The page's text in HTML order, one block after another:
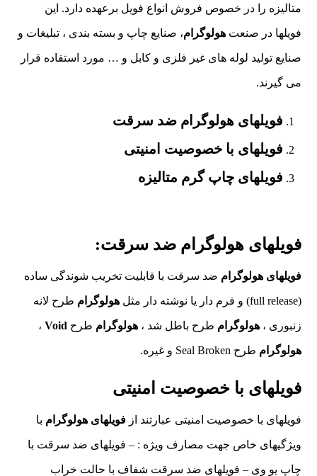
متالیزه را در خصوص فروش انواع فویل برعهده دارد. این
فویلها در صنعتهولوگرام، صنایع چاپ و بسته بندی ، تبلیغات و
صنایع تولید لوله های غیر فلزی و کابل و … مورد استفاده قرار
می گیرند.
فویلهایهولوگرام ضد سرقت
فویلهای با خصوصیت امنیتی
فویلهای چاپ گرم متالیزه
فویلهایهولوگرام ضد سرقت:
فویلهایهولوگرام ضد سرقت با قابلیت تخریب شوندگی ساده
(full release) و فرم دار یا نوشته دار مثل هولوگرام طرح لانه
زنبوری ،هولوگرام طرح باطل شد ،هولوگرام طرح Void ،
هولوگرام طرح Seal Broken و غیره.
فویلهای با خصوصیت امنیتی
فویلهای با خصوصیت امنیتی عبارتند ازفویلهایهولوگرام با
ویژگیهای خاص جهت مصارف ویژه : – فویلهای ضد سرقت با
چاپ یو وی – فویلهای ضد سرقت شفاف با حالت خراب